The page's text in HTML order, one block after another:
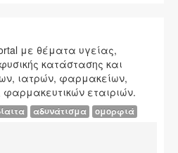
με θέματα υγείας,
κατάστασης και
ιατρών, φαρμακείων,
εταιριών.
αδυνάτισμα ομορφιά